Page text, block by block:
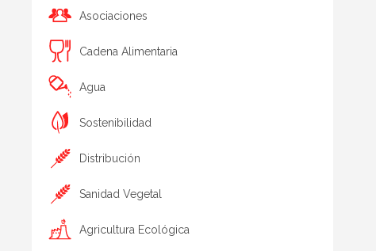
Asociaciones
Cadena Alimentaria
Agua
Sostenibilidad
Distribución
Sanidad Vegetal
Agricultura Ecológica